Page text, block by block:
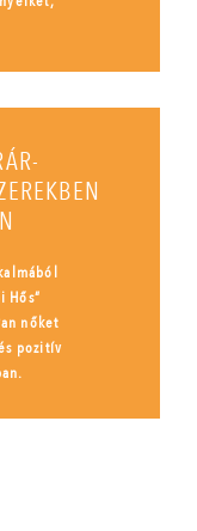
Hős”
nőket
pozitív